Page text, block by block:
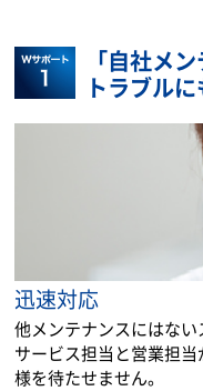
「自社メ
トラブル
迅速対応
他メンテナンスにはない
サービス担当と営業担
様を待たせません。